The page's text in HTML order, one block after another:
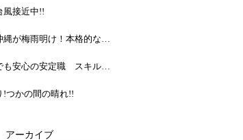
風接近中!!
ついに沖縄が梅雨明け！本格的な夏到来と、これからのボーリング現場の熱い戦い
未経験でも安心の安定職 スキルアップ！地層の魅力と基礎知識を解説
!つかの間の晴れ!!
アーカイブ